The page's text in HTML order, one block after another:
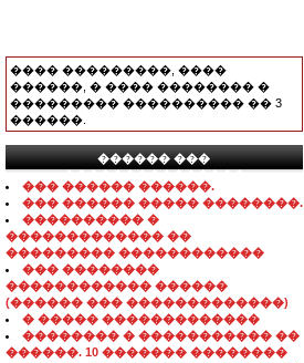
���� ���������, ����
������, � ���� �������� �
��������� ���������� �� 3
������.
������ ���
���������������
��� ������ ������.
��� ������ ����� ��������.
���������� �
������������� ��
��������� ������������
��� ��������
������������ ������
(������ ��� �������������)
� ����� �������������
�������� � ����������� ��
������. 10 ������� ��������